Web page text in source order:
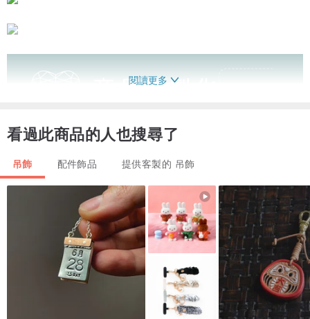
閱讀更多
看過此商品的人也搜尋了
吊飾 配件飾品 提供客製的 吊飾